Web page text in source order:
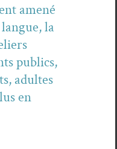
amené
la
publics,
adultes
en